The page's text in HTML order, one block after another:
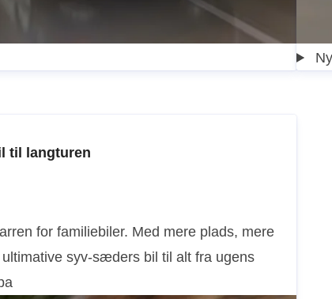
til langturen
for familiebiler. Med mere plads, mere
syv-sæders bil til alt fra ugens